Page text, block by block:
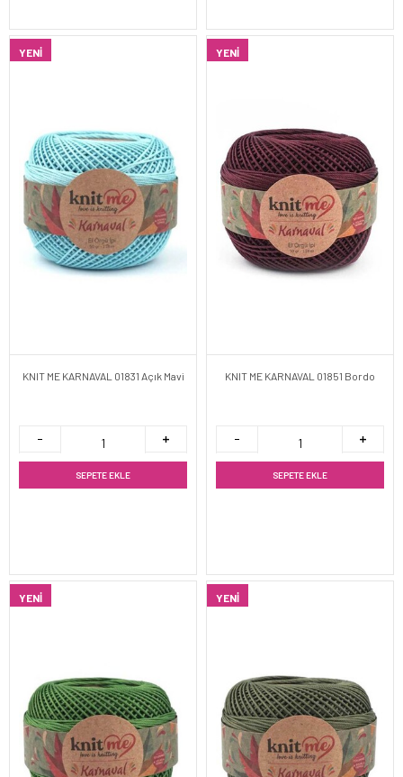
YENI
KNIT ME KARNAVAL 01831 Açık Mavi
SEPETE EKLE
YENI
KNIT ME KARNAVAL 01851 Bordo
SEPETE EKLE
YENI YENI